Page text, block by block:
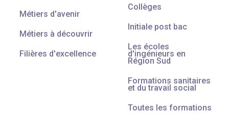
Métiers d'avenir
Métiers à découvrir
Filières d'excellence
Collèges
Initiale post bac
Les écoles
d'ingénieurs en
Région Sud
Formations sanitaires
et du travail social
Toutes les formations